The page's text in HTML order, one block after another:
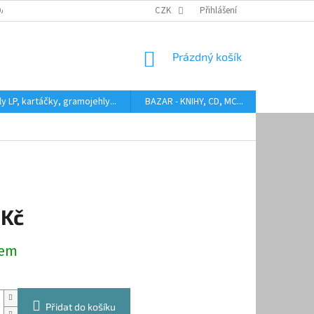
HODNOCENÍ STAVU BAZAROVÝCH LP AUDIOKAZETY ANEB
CZK Přihlášení
NÁKUPNÍ
Prázdný košík
LP, kartáčky, gramojehly... BAZAR - KNIHY, CD, MC...
Přidat do košíku